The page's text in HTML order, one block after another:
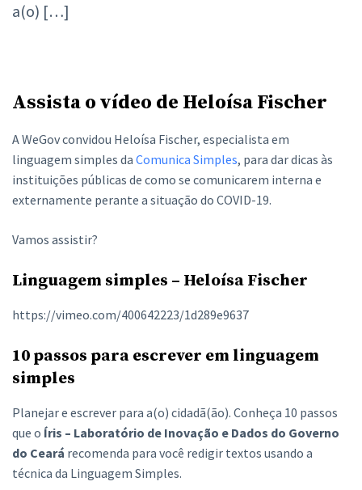
a(o) […]
Assista o vídeo de Heloísa Fischer
A WeGov convidou Heloísa Fischer, especialista em
linguagem simples da Comunica Simples, para dar dicas às
instituições públicas de como se comunicarem interna e
externamente perante a situação do COVID-19.
Vamos assistir?
Linguagem simples – Heloísa Fischer
https://vimeo.com/400642223/1d289e9637
10 passos para escrever em linguagem
simples
Planejar e escrever para a(o) cidadã(ão). Conheça 10 passos
que o Íris – Laboratório de Inovação e Dados do Governo
do Ceará recomenda para você redigir textos usando a
técnica da Linguagem Simples.